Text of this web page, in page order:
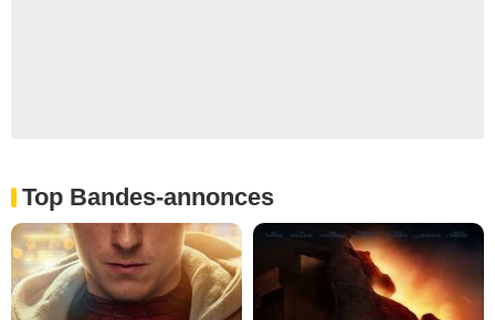
Top Bandes-annonces